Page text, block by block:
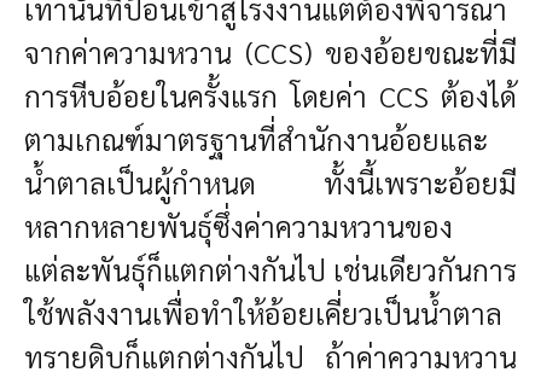
เท่านั้นที่ป้อนเข้าสู่โรงงานแต่ต้องพิจารณา
จากค่าความหวาน (CCS) ของอ้อยขณะที่มี
การหีบอ้อยในครั้งแรก โดยค่า CCS ต้องได้
ตามเกณฑ์มาตรฐานที่สำนักงานอ้อยและ
น้ำตาลเป็นผู้กำหนด ทั้งนี้เพราะอ้อยมี
หลากหลายพันธุ์ซึ่งค่าความหวานของ
แต่ละพันธุ์ก็แตกต่างกันไป เช่นเดียวกันการ
ใช้พลังงานเพื่อทำให้อ้อยเคี่ยวเป็นน้ำตาล
ทรายดิบก็แตกต่างกันไป ถ้าค่าความหวาน